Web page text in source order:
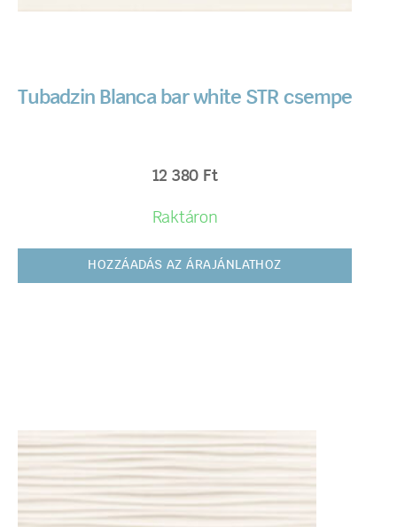
Tubadzin Blanca bar white STR csempe
12 380 Ft
Raktáron
HOZZÁADÁS AZ ÁRAJÁNLATHOZ